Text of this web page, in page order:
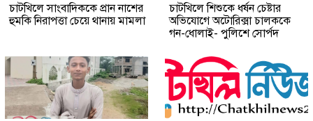
চাটখিলে সাংবাদিককে প্রান নাশের
হুমকি নিরাপত্তা চেয়ে থানায় মামলা
চাটখিলে শিশুকে ধর্ষন চেষ্টার
অভিযোগে অটোরিক্সা চালককে
গন-ধোলাই- পুলিশে সোর্পদ